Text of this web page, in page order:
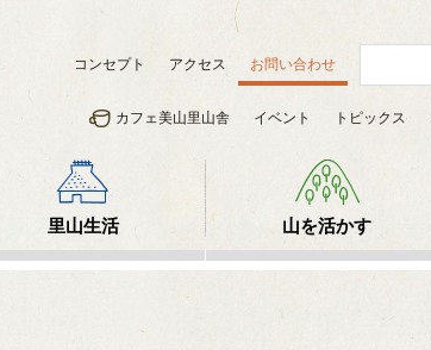
コンセプト アクセス お問い合わせ
カフェ美山里山舎 イベント トピックス
里山生活 山を活かす